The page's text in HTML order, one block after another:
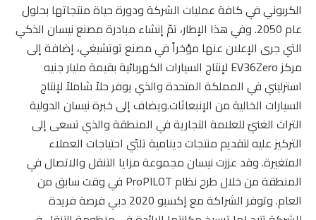
الكربوني في كافة عمليات الشركة ودورة حياة منتجاتها بحلول
عام 2050. وفي هذا الإطار، تمّ إنشاء مبادرة مصنع نيسان الذكي
التي جرى الإعلان عنها مؤخراً في مصنع توتشيغي، إضافة إلى
مركز EV36Zero لإنتاج السيارات الكهربائية بقيمة مليار جنيه
استرليني في المملكة المتحدة والذي يوفر حلاً شاملاً لإنتاج
السيارات الخالية من الإنبعاثات.ويضاف إلى خبرة نيسان الدولية
التراث الغنيّ للعلامة التجارية في المنطقة والذي تسعى إلى
التركيز عليه لتقديم منتجات دينامية تلبّي احتياجات العملاء
المتغيرة. وقد عززت نيسان مجموعة مزايا التنقل والاتصال في
المنطقة من خلال طرح نظام ProPILOT في وقت سابق من
العام. وتوفر الشراكة مع إكسبو 2020 دبي فرصة فريدة